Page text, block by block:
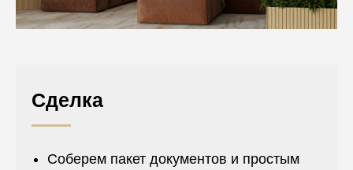
Сделка
Соберем пакет документов и простым